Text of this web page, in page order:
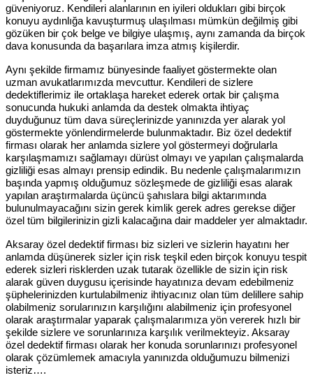
güveniyoruz. Kendileri alanlarının en iyileri oldukları gibi birçok
konuyu aydınlığa kavuşturmuş ulaşılması mümkün değilmiş gibi
gözüken bir çok belge ve bilgiye ulaşmış, aynı zamanda da birçok
dava konusunda da başarılara imza atmış kişilerdir.
Aynı şekilde firmamız bünyesinde faaliyet göstermekte olan
uzman avukatlarımızda mevcuttur. Kendileri de sizlere
dedektiflerimiz ile ortaklaşa hareket ederek ortak bir çalışma
sonucunda hukuki anlamda da destek olmakta ihtiyaç
duyduğunuz tüm dava süreçlerinizde yanınızda yer alarak yol
göstermekte yönlendirmelerde bulunmaktadır. Biz özel dedektif
firması olarak her anlamda sizlere yol göstermeyi doğrularla
karşılaşmamızı sağlamayı dürüst olmayı ve yapılan çalışmalarda
gizliliği esas almayı prensip edindik. Bu nedenle çalışmalarımızın
başında yapmış olduğumuz sözleşmede de gizliliği esas alarak
yapılan araştırmalarda üçüncü şahıslara bilgi aktarımında
bulunulmayacağını sizin gerek kimlik gerek adres gerekse diğer
özel tüm bilgilerinizin gizli kalacağına dair maddeler yer almaktadır.
Aksaray özel dedektif firması biz sizleri ve sizlerin hayatını her
anlamda düşünerek sizler için risk teşkil eden birçok konuyu tespit
ederek sizleri risklerden uzak tutarak özellikle de sizin için risk
alarak güven duygusu içerisinde hayatınıza devam edebilmeniz
şüphelerinizden kurtulabilmeniz ihtiyacınız olan tüm delillere sahip
olabilmeniz sorularınızın karşılığını alabilmeniz için profesyonel
olarak araştırmalar yaparak çalışmalarımıza yön vererek hızlı bir
şekilde sizlere ve sorunlarınıza karşılık verilmekteyiz. Aksaray
özel dedektif firması olarak her konuda sorunlarınızı profesyonel
olarak çözümlemek amacıyla yanınızda olduğumuzu bilmenizi
isteriz….